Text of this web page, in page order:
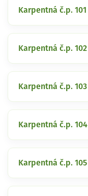
Karpentná č.p. 101
Karpentná č.p. 102
Karpentná č.p. 103
Karpentná č.p. 104
Karpentná č.p. 105